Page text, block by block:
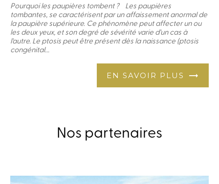
Pourquoi les paupières tombent ? Les paupières
tombantes, se caractérisent par un affaissement anormal de
la paupière supérieure. Ce phénomène peut affecter un ou
les deux yeux, et son degré de sévérité varie d'un cas à
l'autre. Le ptosis peut être présent dès la naissance (ptosis
congénital...
EN SAVOIR PLUS
Nos partenaires